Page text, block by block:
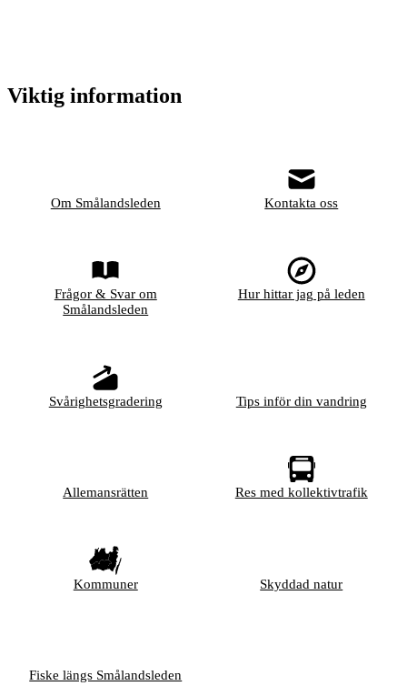
Viktig information
Om Smålandsleden Kontakta oss
Frågor & Svar om
Smålandsleden
Hur hittar jag på leden
Svårighetsgradering Tips inför din vandring
Allemansrätten Res med kollektivtrafik
Kommuner Skyddad natur
Fiske längs Smålandsleden